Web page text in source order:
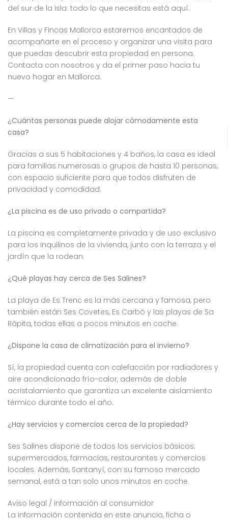
del sur de la isla: todo lo que necesitas está aquí.
En Villas y Fincas Mallorca estaremos encantados de
acompañarte en el proceso y organizar una visita para
que puedas descubrir esta propiedad en persona.
Contacta con nosotros y da el primer paso hacia tu
nuevo hogar en Mallorca.
—
¿Cuántas personas puede alojar cómodamente esta
casa?
Gracias a sus 5 habitaciones y 4 baños, la casa es ideal
para familias numerosas o grupos de hasta 10 personas,
con espacio suficiente para que todos disfruten de
privacidad y comodidad.
¿La piscina es de uso privado o compartida?
La piscina es completamente privada y de uso exclusivo
para los inquilinos de la vivienda, junto con la terraza y el
jardín que la rodean.
¿Qué playas hay cerca de Ses Salines?
La playa de Es Trenc es la más cercana y famosa, pero
también están Ses Covetes, Es Carbó y las playas de Sa
Ràpita, todas ellas a pocos minutos en coche.
¿Dispone la casa de climatización para el invierno?
Sí, la propiedad cuenta con calefacción por radiadores y
aire acondicionado frío-calor, además de doble
acristalamiento que garantiza un excelente aislamiento
térmico durante todo el año.
¿Hay servicios y comercios cerca de la propiedad?
Ses Salines dispone de todos los servicios básicos:
supermercados, farmacias, restaurantes y comercios
locales. Además, Santanyí, con su famoso mercado
semanal, está a tan solo unos minutos en coche.
Aviso legal / información al consumidor
La información contenida en este anuncio, ficha o